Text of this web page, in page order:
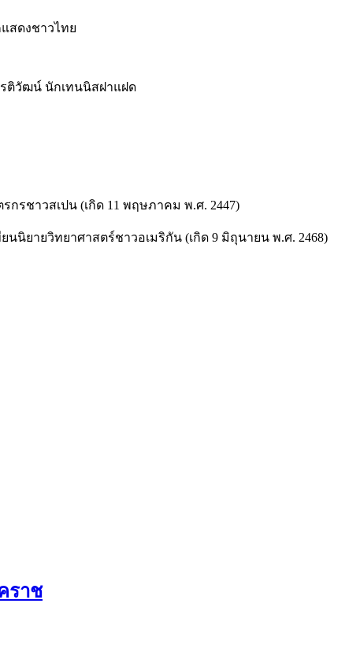
สดงชาวไทย
ติวัฒน์ นักเทนนิสฝาแฝด
กรชาวสเปน (เกิด 11 พฤษภาคม พ.ศ. 2447)
นนิยายวิทยาศาสตร์ชาวอเมริกัน (เกิด 9 มิถุนายน พ.ศ. 2468)
ราช